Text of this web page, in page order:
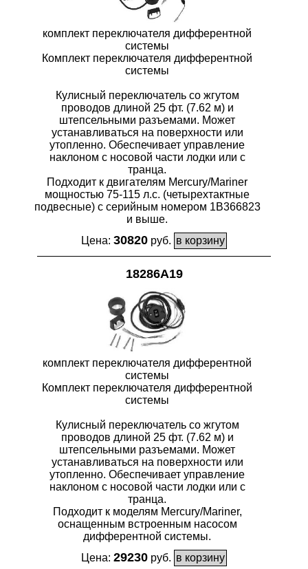
комплект переключателя дифферентной
системы
Комплект переключателя дифферентной
системы
Кулисный переключатель со жгутом
проводов длиной 25 фт. (7.62 м) и
штепсельными разъемами. Может
устанавливаться на поверхности или
утопленно. Обеспечивает управление
наклоном с носовой части лодки или с
транца.
Подходит к двигателям Mercury/Mariner
мощностью 75-115 л.с. (четырехтактные
подвесные) с серийным номером 1B366823
и выше.
Цена: 30820 руб.
18286A19
комплект переключателя дифферентной
системы
Комплект переключателя дифферентной
системы
Кулисный переключатель со жгутом
проводов длиной 25 фт. (7.62 м) и
штепсельными разъемами. Может
устанавливаться на поверхности или
утопленно. Обеспечивает управление
наклоном с носовой части лодки или с
транца.
Подходит к моделям Mercury/Mariner,
оснащенным встроенным насосом
дифферентной системы.
Цена: 29230 руб.